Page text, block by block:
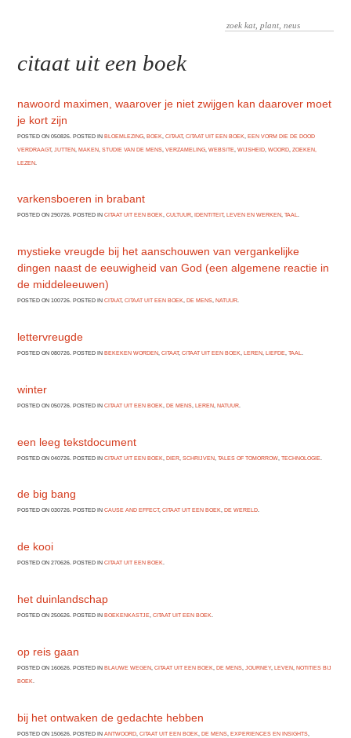
citaat uit een boek
nawoord maximen, waarover je niet zwijgen kan daarover moet
je kort zijn
POSTED ON 050826. POSTED INBLOEMLEZING ,BOEK ,CITAAT,CITAAT UIT EEN BOEK ,EEN VORM DIE DE DOOD
VERDRAAGT, JUTTEN ,MAKEN ,STUDIE VAN DE MENS ,VERZAMELING ,WEBSITE ,WIJSHEID ,WOORD ,ZOEKEN,
LEZEN
varkensboeren in brabant
POSTED ON 290726. POSTED INCITAAT UIT EEN BOEK,CULTUUR,IDENTITEIT,LEVEN EN WERKEN,TAAL.
mystieke vreugde bij het aanschouwen van vergankelijke
dingen naast de eeuwigheid van God (een algemene reactie in
de middeleeuwen)
POSTED ON 100726. POSTED INCITAAT,CITAAT UIT EEN BOEK,DE MENS,NATUUR.
lettervreugde
POSTED ON 080726. POSTED INBEKEKEN WORDEN,CITAAT,CITAAT UIT EEN BOEK,LEREN,LIEFDE,TAAL.
winter
POSTED ON 050726. POSTED INCITAAT UIT EEN BOEK ,DE MENS ,LEREN ,NATUUR
een leeg tekstdocument
POSTED ON 040726. POSTED INCITAAT UIT EEN BOEK ,DIER ,SCHRIJVEN ,TALES OF TOMORROW ,TECHNOLOGIE
de big bang
POSTED ON 030726. POSTED INCAUSE AND EFFECT,CITAAT UIT EEN BOEK,DE WERELD.
de kooi
POSTED ON 270626. POSTED INCITAAT UIT EEN BOEK.
het duinlandschap
POSTED ON 250626. POSTED INBOEKENKASTJE,CITAAT UIT EEN BOEK.
op reis gaan
POSTED ON 160626. POSTED INBLAUWE WEGEN ,CITAAT UIT EEN BOEK ,DE MENS JOURNEY,LEVEN ,NOTITIES BIJ
BOEK
bij het ontwaken de gedachte hebben
POSTED ON 150626. POSTED INANTWOORD ,CITAAT UIT EEN BOEK ,DE MENS ,EXPERIENCES EN INSIGHTS